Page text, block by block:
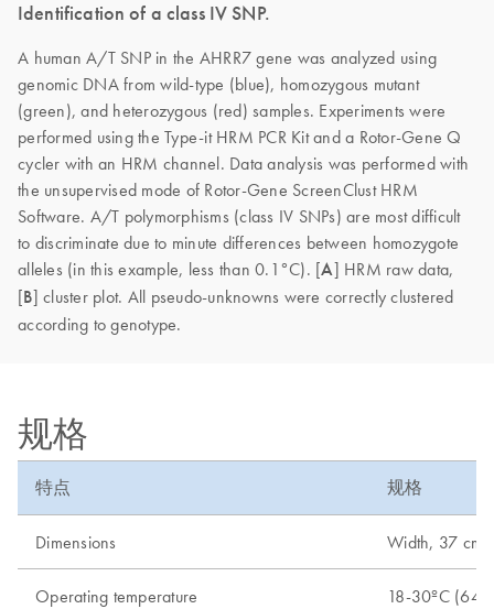
Identification of a class IV SNP.
A human A/T SNP in the AHRR7 gene was analyzed using
genomic DNA from wild-type (blue), homozygous mutant
(green), and heterozygous (red) samples. Experiments were
performed using the Type-it HRM PCR Kit and a Rotor-Gene Q
cycler with an HRM channel. Data analysis was performed with
the unsupervised mode of Rotor-Gene ScreenClust HRM
Software. A/T polymorphisms (class IV SNPs) are most difficult
to discriminate due to minute differences between homozygote
alleles (in this example, less than 0.1°C). [A] HRM raw data,
[B] cluster plot. All pseudo-unknowns were correctly clustered
according to genotype.
规格
特点 规格
Dimensions Width, 37 cm
Operating temperature 18-30ºC (64-